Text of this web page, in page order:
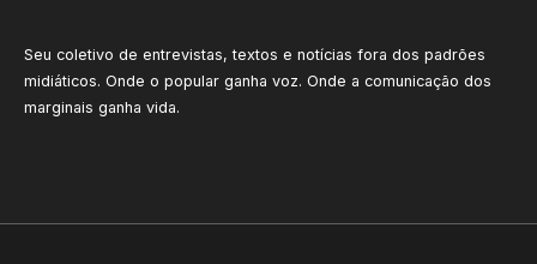
Seu coletivo de entrevistas, textos e notícias fora dos padrões
midiáticos. Onde o popular ganha voz. Onde a comunicação dos
marginais ganha vida.